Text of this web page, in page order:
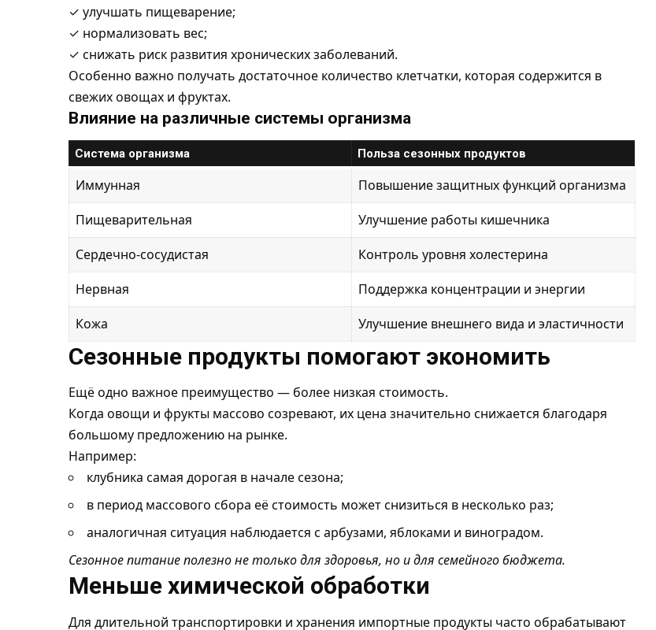
✓ улучшать пищеварение;
✓ нормализовать вес;
✓ снижать риск развития хронических заболеваний.
Особенно важно получать достаточное количество клетчатки, которая содержится в
свежих овощах и фруктах.
Влияние на различные системы организма
Система организма Польза сезонных продуктов
Иммунная
Повышение защитных функций организма
Пищеварительная
Улучшение работы кишечника
Сердечно-сосудистая
Контроль уровня холестерина
Нервная
Поддержка концентрации и энергии
Кожа
Улучшение внешнего вида и эластичности
Сезонные продукты помогают экономить
Ещё одно важное преимущество — более низкая стоимость.
Когда овощи и фрукты массово созревают, их цена значительно снижается благодаря
большому предложению на рынке.
Например:
клубника самая дорогая в начале сезона;
в период массового сбора её стоимость может снизиться в несколько раз;
аналогичная ситуация наблюдается с арбузами, яблоками и виноградом.
Сезонное питание полезно не только для здоровья, но и для семейного бюджета.
Меньше химической обработки
Для длительной транспортировки и хранения импортные продукты часто обрабатывают